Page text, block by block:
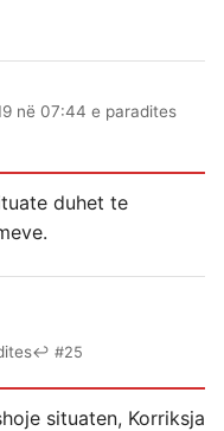
në 07:44 e paradites
duhet te
↩ #25
situaten, Korriksja